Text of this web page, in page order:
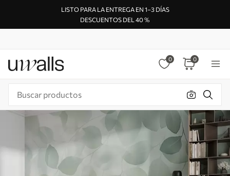
LISTO PARA LA ENTREGA EN 1–3 DÍAS
DESCUENTOS DEL 40 %
0 0